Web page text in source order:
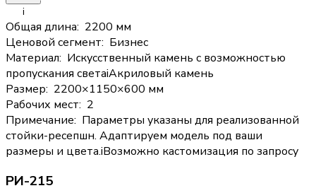
i
Общая длина: 2200 мм
Ценовой сегмент: Бизнес
Материал: Искусственный камень с возможностью
пропускания светаiАкриловый камень
Размер: 2200×1150×600 мм
Рабочих мест: 2
Примечание: Параметры указаны для реализованной
стойки-ресепшн. Адаптируем модель под ваши
размеры и цвета.iВозможно кастомизация по запросу
РИ-215